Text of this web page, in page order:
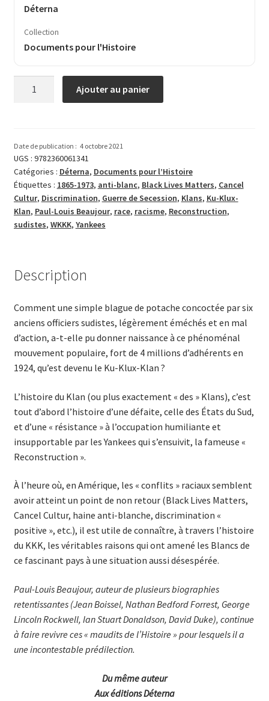
Déterna
Collection
Documents pour l'Histoire
Ku-
Klux-
Klan
(1865-
1973)
Ajouter au panier
Date de publication : 4 octobre 2021
UGS : 9782360061341
Catégories : Déterna, Documents pour l’Histoire
Étiquettes : 1865-1973, anti-blanc, Black Lives Matters, Cancel
Cultur, Discrimination, Guerre de Secession, Klans, Ku-Klux-
Klan, Paul-Louis Beaujour, race, racisme, Reconstruction,
sudistes, WKKK, Yankees
Description
Comment une simple blague de potache concoctée par six
anciens officiers sudistes, légèrement éméchés et en mal
d’action, a-t-elle pu donner naissance à ce phénoménal
mouvement populaire, fort de 4 millions d’adhérents en
1924, qu’est devenu le Ku-Klux-Klan ?
L’histoire du Klan (ou plus exactement « des » Klans), c’est
tout d’abord l’histoire d’une défaite, celle des États du Sud,
et d’une « résistance » à l’occupation humiliante et
insupportable par les Yankees qui s’ensuivit, la fameuse «
Reconstruction ».
À l’heure où, en Amérique, les « conflits » raciaux semblent
avoir atteint un point de non retour (Black Lives Matters,
Cancel Cultur, haine anti-blanche, discrimination «
positive », etc.), il est utile de connaître, à travers l’histoire
du KKK, les véritables raisons qui ont amené les Blancs de
ce fascinant pays à une situation aussi désespérée.
Paul-Louis Beaujour, auteur de plusieurs biographies
retentissantes (Jean Boissel, Nathan Bedford Forrest, George
Lincoln Rockwell, Ian Stuart Donaldson, David Duke), continue
à faire revivre ces « maudits de l’Histoire » pour lesquels il a
une incontestable prédilection.
Du même auteur
Aux éditions Déterna